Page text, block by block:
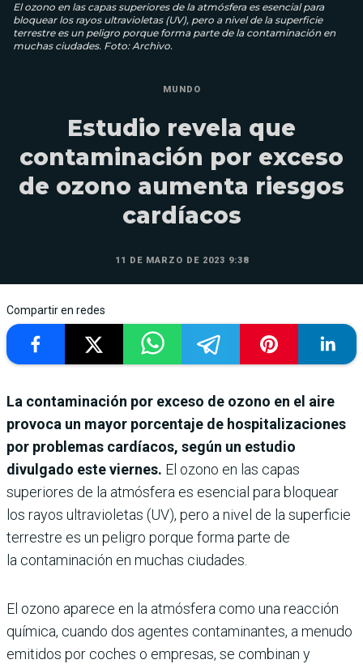
El ozono en las capas superiores de la atmósfera es esencial para
bloquear los rayos ultravioletas (UV), pero a nivel de la superficie
terrestre es un peligro porque forma parte de la contaminación en
muchas ciudades. Foto: Archivo.
MUNDO
Estudio revela que
contaminación por exceso
de ozono aumenta riesgos
cardíacos
11 DE MARZO DE 2023 9:38
Compartir en redes
La contaminación por exceso de ozono en el aire
provoca un mayor porcentaje de hospitalizaciones
por problemas cardíacos, según un estudio
divulgado este viernes. El ozono en las capas
superiores de la atmósfera es esencial para bloquear
los rayos ultravioletas (UV), pero a nivel de la superficie
terrestre es un peligro porque forma parte de
la contaminación en muchas ciudades.
El ozono aparece en la atmósfera como una reacción
química, cuando dos agentes contaminantes, a menudo
emitidos por coches o empresas, se combinan y